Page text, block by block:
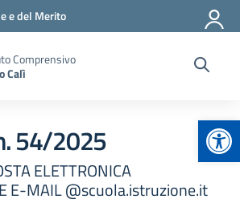
e del Merito
Comprensivo
Calì
54/2025
ELETTRONICA
E-MAIL @scuola.istruzione.it